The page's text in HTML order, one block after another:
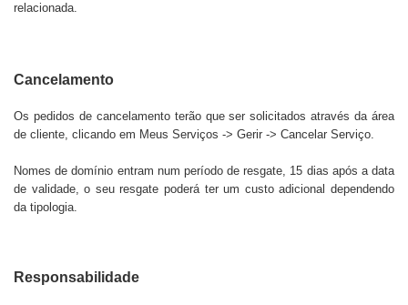
relacionada.
Cancelamento
Os pedidos de cancelamento terão que ser solicitados através da área
de cliente, clicando em Meus Serviços -> Gerir -> Cancelar Serviço.
Nomes de domínio entram num período de resgate, 15 dias após a data
de validade, o seu resgate poderá ter um custo adicional dependendo
da tipologia.
Responsabilidade